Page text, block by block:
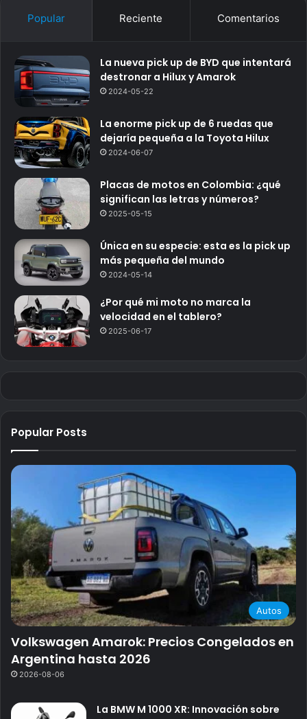
Popular Reciente Comentarios
La nueva pick up de BYD que intentará
destronar a Hilux y Amarok
2024-05-22
La enorme pick up de 6 ruedas que
dejaría pequeña a la Toyota Hilux
2024-06-07
Placas de motos en Colombia: ¿qué
significan las letras y números?
2025-05-15
Única en su especie: esta es la pick up
más pequeña del mundo
2024-05-14
¿Por qué mi moto no marca la
velocidad en el tablero?
2025-06-17
Popular Posts
Autos
Volkswagen Amarok: Precios Congelados en
Argentina hasta 2026
2026-08-06
La BMW M 1000 XR: Innovación sobre